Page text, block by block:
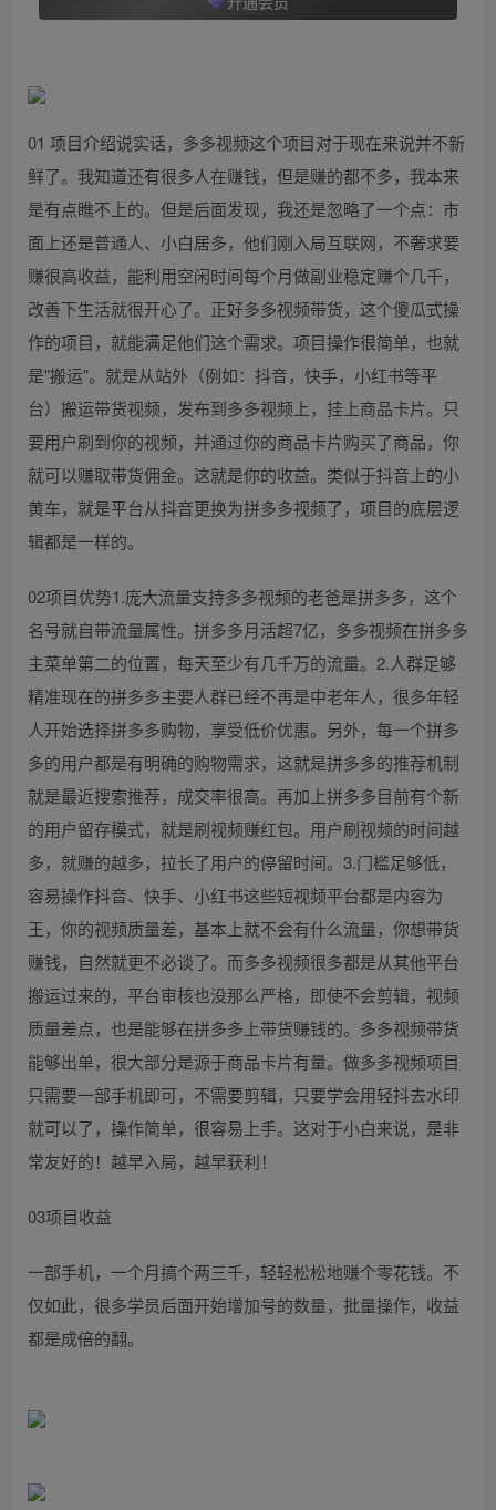
01 项目介绍说实话，多多视频这个项目对于现在来说并不新
鲜了。我知道还有很多人在赚钱，但是赚的都不多，我本来
是有点瞧不上的。但是后面发现，我还是忽略了一个点：市
面上还是普通人、小白居多，他们刚入局互联网，不奢求要
赚很高收益，能利用空闲时间每个月做副业稳定赚个几千，
改善下生活就很开心了。正好多多视频带货，这个傻瓜式操
作的项目，就能满足他们这个需求。项目操作很简单，也就
是"搬运"。就是从站外（例如：抖音，快手，小红书等平
台）搬运带货视频，发布到多多视频上，挂上商品卡片。只
要用户刷到你的视频，并通过你的商品卡片购买了商品，你
就可以赚取带货佣金。这就是你的收益。类似于抖音上的小
黄车，就是平台从抖音更换为拼多多视频了，项目的底层逻
辑都是一样的。
02项目优势1.庞大流量支持多多视频的老爸是拼多多，这个
名号就自带流量属性。拼多多月活超7亿，多多视频在拼多多
主菜单第二的位置，每天至少有几千万的流量。2.人群足够
精准现在的拼多多主要人群已经不再是中老年人，很多年轻
人开始选择拼多多购物，享受低价优惠。另外，每一个拼多
多的用户都是有明确的购物需求，这就是拼多多的推荐机制
就是最近搜索推荐，成交率很高。再加上拼多多目前有个新
的用户留存模式，就是刷视频赚红包。用户刷视频的时间越
多，就赚的越多，拉长了用户的停留时间。3.门槛足够低，
容易操作抖音、快手、小红书这些短视频平台都是内容为
王，你的视频质量差，基本上就不会有什么流量，你想带货
赚钱，自然就更不必谈了。而多多视频很多都是从其他平台
搬运过来的，平台审核也没那么严格，即使不会剪辑，视频
质量差点，也是能够在拼多多上带货赚钱的。多多视频带货
能够出单，很大部分是源于商品卡片有量。做多多视频项目
只需要一部手机即可，不需要剪辑，只要学会用轻抖去水印
就可以了，操作简单，很容易上手。这对于小白来说，是非
常友好的！越早入局，越早获利！
03项目收益
一部手机，一个月搞个两三千，轻轻松松地赚个零花钱。不
仅如此，很多学员后面开始增加号的数量，批量操作，收益
都是成倍的翻。